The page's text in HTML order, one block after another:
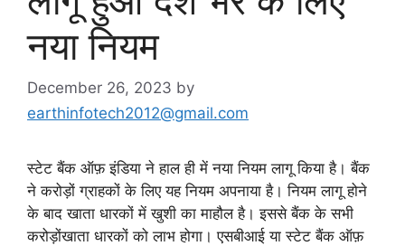
नया नियम
December 26, 2023 by
earthinfotech2012@gmail.com
स्टेट बैंक ऑफ़ इंडिया ने हाल ही में नया नियम लागू किया है। बैंक
ने करोड़ों ग्राहकों के लिए यह नियम अपनाया है। नियम लागू होने
के बाद खाता धारकों में खुशी का माहौल है। इससे बैंक के सभी
करोड़ोंखाता धारकों को लाभ होगा। एसबीआई या स्टेट बैंक ऑफ़